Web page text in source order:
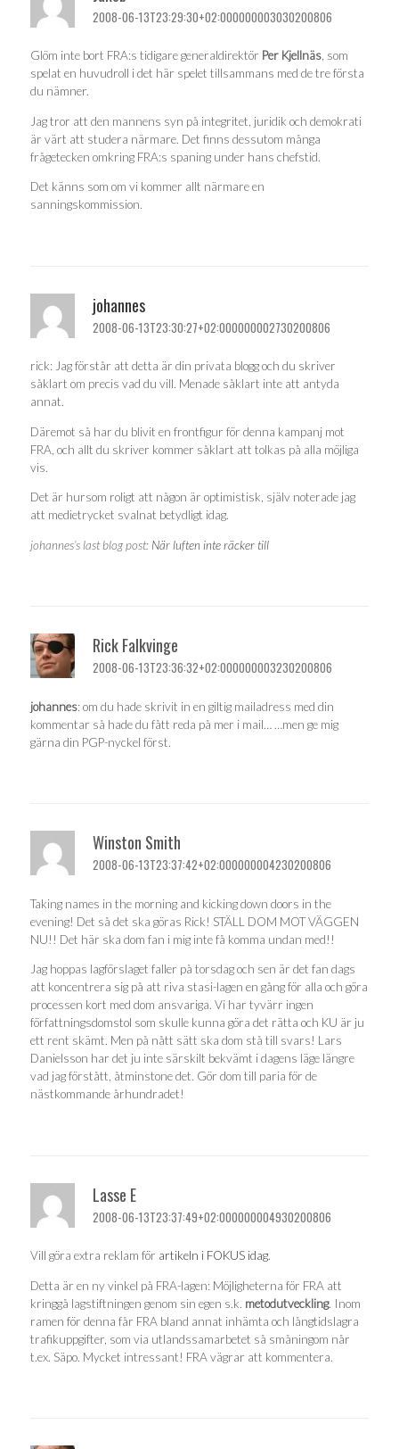
2008-06-13T23:29:30+02:000000003030200806
Glöm inte bort FRA:s tidigare generaldirektör Per Kjellnäs , som
spelat en huvudroll i det här spelet tillsammans med de tre första
du nämner.
Jag tror att den mannens syn på integritet, juridik och demokrati
är värt att studera närmare. Det finns dessutom många
frågetecken omkring FRA:s spaning under hans chefstid.
Det känns som om vi kommer allt närmare en
sanningskommission.
johannes
2008-06-13T23:30:27+02:000000002730200806
rick: Jag förstår att detta är din privata blogg och du skriver
såklart om precis vad du vill. Menade såklart inte att antyda
annat.
Däremot så har du blivit en frontfigur för denna kampanj mot
FRA, och allt du skriver kommer såklart att tolkas på alla möjliga
vis.
Det är hursom roligt att någon är optimistisk, själv noterade jag
att medietrycket svalnat betydligt idag.
johannes’s last blog post: När luften inte räcker till
Rick Falkvinge
2008-06-13T23:36:32+02:000000003230200806
johannes: om du hade skrivit in en giltig mailadress med din
kommentar så hade du fått reda på mer i mail… …men ge mig
gärna din PGP-nyckel först.
Winston Smith
2008-06-13T23:37:42+02:000000004230200806
Taking names in the morning and kicking down doors in the
evening! Det så det ska göras Rick! STÄLL DOM MOT VÄGGEN
NU!! Det här ska dom fan i mig inte få komma undan med!!
Jag hoppas lagförslaget faller på torsdag och sen är det fan dags
att koncentrera sig på att riva stasi-lagen en gång för alla och göra
processen kort med dom ansvariga. Vi har tyvärr ingen
författningsdomstol som skulle kunna göra det rätta och KU är ju
ett rent skämt. Men på nått sätt ska dom stå till svars! Lars
Danielsson har det ju inte särskilt bekvämt i dagens läge längre
vad jag förstått, åtminstone det. Gör dom till paria för de
nästkommande århundradet!
Lasse E
2008-06-13T23:37:49+02:000000004930200806
Vill göra extra reklam för artikeln i FOKUS idag.
Detta är en ny vinkel på FRA-lagen: Möjligheterna för FRA att
kringgå lagstiftningen genom sin egen s.k. metodutveckling. Inom
ramen för denna får FRA bland annat inhämta och långtidslagra
trafikuppgifter, som via utlandssamarbetet så småningom når
t.ex. Säpo. Mycket intressant! FRA vägrar att kommentera.